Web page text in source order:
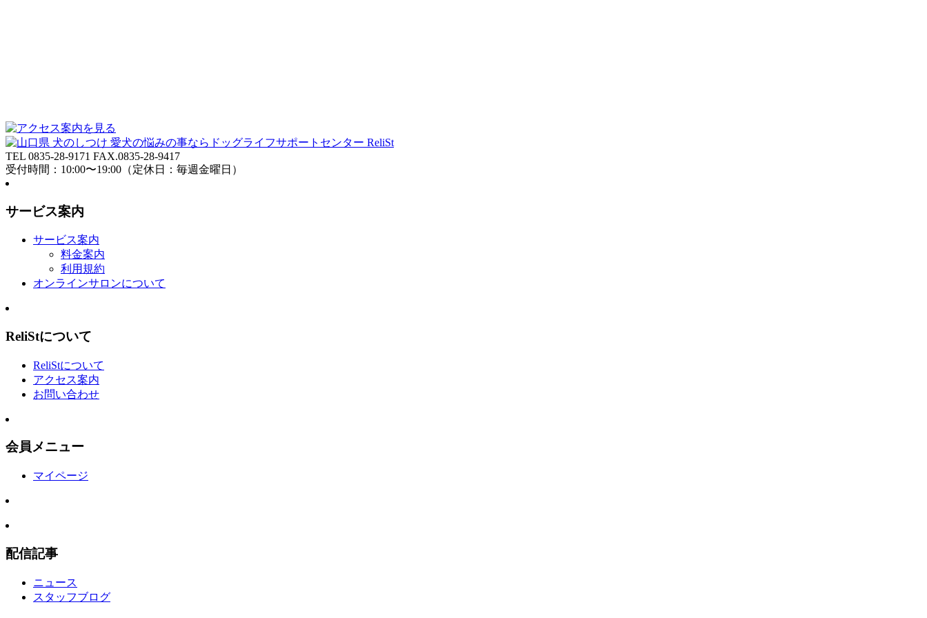
TEL 0835-28-9171 FAX.0835-28-9417
受付時間：10:00〜19:00（定休日：毎週金曜日）
サービス案内
サービス案内
料金案内
利用規約
オンラインサロンについて
ReliStについて
ReliStについて
アクセス案内
お問い合わせ
会員メニュー
マイページ
配信記事
ニュース
スタッフブログ